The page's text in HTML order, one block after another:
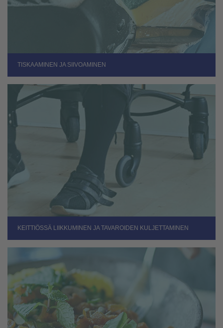
TISKAAMINEN JA SIIVOAMINEN
KEITTIÖSSÄ LIIKKUMINEN JA TAVAROIDEN KULJETTAMINEN